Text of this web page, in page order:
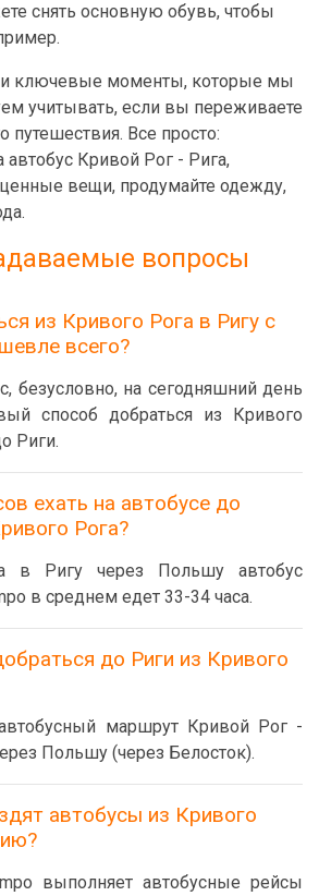
снять основную обувь, чтобы
ключевые моменты, которые мы
учитывать, если вы переживаете
путешествия. Все просто:
автобус Кривой Рог - Рига,
вещи, продумайте одежду,
вопросы
из Кривого Рога в Ригу с
всего?
безусловно, на сегодняшний день
способ добраться из Кривого
Риги.
ехать на автобусе до
Рога?
в Ригу через Польшу автобус
в среднем едет 33-34 часа.
до Риги из Кривого
маршрут Кривой Рог -
Польшу (через Белосток).
автобусы из Кривого
выполняет автобусные рейсы